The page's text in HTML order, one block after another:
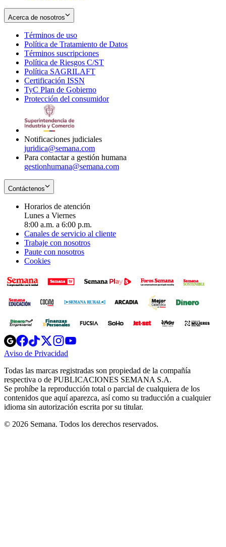
Acerca de nosotros
Términos de uso
in
new
window
Política de Tratamiento de Datos
Términos suscripciones
in
Política de Riesgos C/ST
Política SAGRILAFT
new
window
Certificación ISSN
in
new
TyC Plan de Gobierno
in
Protección del consumidorOpens
Notificaciones judiciales
juridica@semana.com
Para contactar a gestión humana
gestionhumana@semana.com
Contáctenos
Horarios de atención
Lunes a Viernes
8:00 a.m. a 6:00 p.m.
Canales de servicio al cliente
Trabaje con nosotros
Paute con nosotros
Cookies
Opens
in
new
Opens
in
new
Opens
in
new
window
Opens
new
windowwindow
Aviso de Privacidad
new
window
Todas las marcas registradas son propiedad de la compañía
respectiva o de PUBLICACIONES SEMANA S.A.
Se prohíbe la reproducción total o parcial de cualquiera de los
contenidos que aquí aparezca, así como su traducción a cualquier
idioma sin autorización escrita por su titular.
© 2026 Semana. Todos los derechos reservados.